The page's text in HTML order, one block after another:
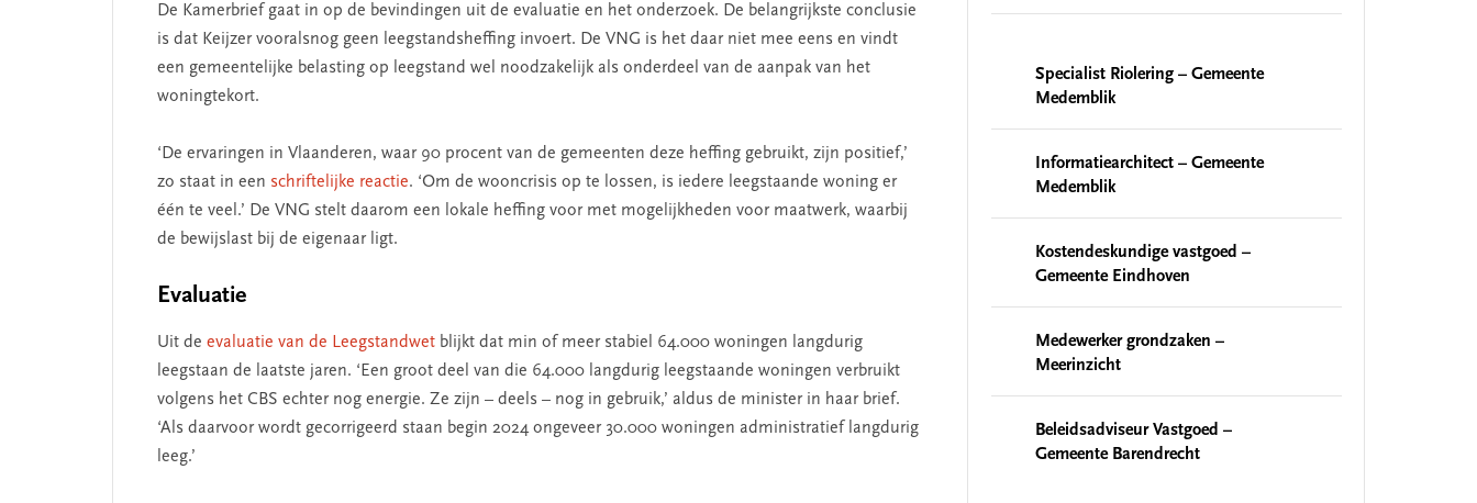
De Kamerbrief gaat in op de bevindingen uit de evaluatie en het onderzoek. De belangrijkste conclusie
is dat Keijzer vooralsnog geen leegstandsheffing invoert. De VNG is het daar niet mee eens en vindt
een gemeentelijke belasting op leegstand wel noodzakelijk als onderdeel van de aanpak van het
woningtekort.
‘De ervaringen in Vlaanderen, waar 90 procent van de gemeenten deze heffing gebruikt, zijn positief,’
zo staat in een schriftelijke reactie. ‘Om de wooncrisis op te lossen, is iedere leegstaande woning er
één te veel.’ De VNG stelt daarom een lokale heffing voor met mogelijkheden voor maatwerk, waarbij
de bewijslast bij de eigenaar ligt.
Evaluatie
Uit de evaluatie van de Leegstandwet blijkt dat min of meer stabiel 64.000 woningen langdurig
leegstaan de laatste jaren. ‘Een groot deel van die 64.000 langdurig leegstaande woningen verbruikt
volgens het CBS echter nog energie. Ze zijn – deels – nog in gebruik,’ aldus de minister in haar brief.
‘Als daarvoor wordt gecorrigeerd staan begin 2024 ongeveer 30.000 woningen administratief langdurig
leeg.’
Specialist Riolering – Gemeente
Medemblik
Informatiearchitect – Gemeente
Medemblik
Kostendeskundige vastgoed –
Gemeente Eindhoven
Medewerker grondzaken –
Meerinzicht
Beleidsadviseur Vastgoed –
Gemeente Barendrecht